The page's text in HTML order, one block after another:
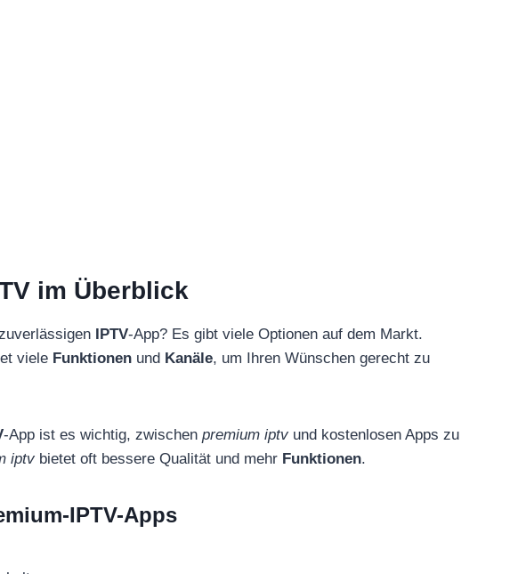
im Überblick
IPTV-App? Es gibt viele Optionen auf dem Markt.
viele Funktionen und Kanäle, um Ihren Wünschen gerecht zu
-App ist es wichtig, zwischen premium iptv und kostenlosen Apps zu
iptv bietet oft bessere Qualität und mehr Funktionen.
IPTV-Apps